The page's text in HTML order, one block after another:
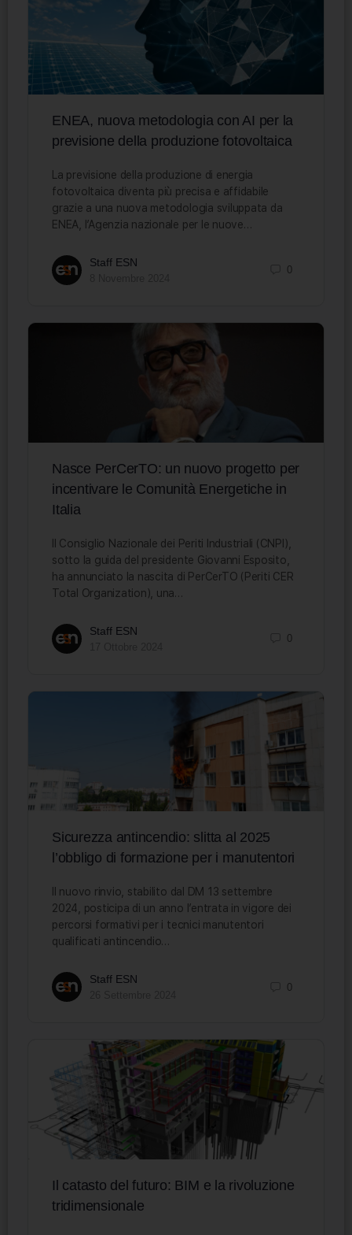
ENEA, nuova metodologia con AI per la
previsione della produzione fotovoltaica
La previsione della produzione di energia
fotovoltaica diventa più precisa e affidabile
grazie a una nuova metodologia sviluppata da
ENEA, l’Agenzia nazionale per le nuove…
Staff ESN
0
Nasce PerCerTO: un nuovo progetto per
incentivare le Comunità Energetiche in
Italia
Il Consiglio Nazionale dei Periti Industriali (CNPI),
sotto la guida del presidente Giovanni Esposito,
ha annunciato la nascita di PerCerTO (Periti CER
Total Organization), una…
Staff ESN
0
Sicurezza antincendio: slitta al 2025
l’obbligo di formazione per i manutentori
Il nuovo rinvio, stabilito dal DM 13 settembre
2024, posticipa di un anno l’entrata in vigore dei
percorsi formativi per i tecnici manutentori
qualificati antincendio…
Staff ESN
0
Il catasto del futuro: BIM e la rivoluzione
tridimensionale